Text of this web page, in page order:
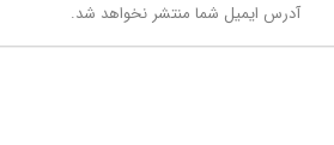
آدرس ایمیل شما منتشر نخواهد شد.